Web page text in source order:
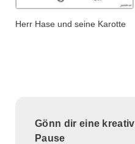
Herr Hase und seine Karotte
Gönn dir eine
Pause